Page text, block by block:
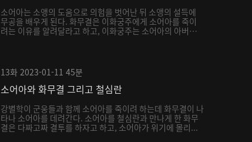
소어아는 소앵의 도움으로 의험을 벗어난 뒤 소앵의 설득에
무공을 배우게 된다. 화무결은 이화궁주에게 소어아를 죽이
려는 이유를 알려달라고 하고, 이화궁주는 소어아의 아버지
13화 2023-01-11 45분
소어아와 화무결 그리고 철심란
강별학이 군웅들과 함께 소어아를 죽이려 하는데 화무결이 나
타나 소어아를 데려간다. 소어아를 철심란과 만나게 한 화무
결은 다짜고짜 결투를 하자고 하고, 소어아가 위기에 몰리...